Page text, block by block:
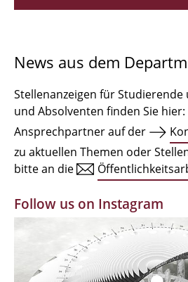
Qualifikationsprofil
Institute
Einrichtungen
Zeichensäle
MBW | Modellbauwerkstatt
Alumni | cloud club
Dokumente und Downloads
News aus dem
Stellenanzeigen für
und Absolventen finden Sie hier:
Ansprechpartner auf der
zu aktuellen Themen oder
bitte an die
Follow us on Instagram